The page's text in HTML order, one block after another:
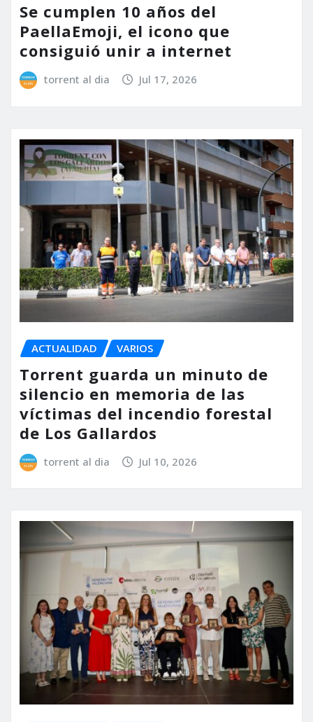
Se cumplen 10 años del
PaellaEmoji, el icono que
consiguió unir a internet
torrent al dia Jul 17, 2026
ACTUALIDAD VARIOS
Torrent guarda un minuto de
silencio en memoria de las
víctimas del incendio forestal
de Los Gallardos
torrent al dia Jul 10, 2026